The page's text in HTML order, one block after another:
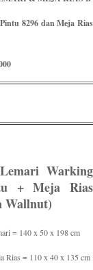
8296 dan Meja Rias
Warking
+ Meja Rias
Wallnut)
= 140 x 50 x 198 cm
Rias = 110 x 40 x 135 cm